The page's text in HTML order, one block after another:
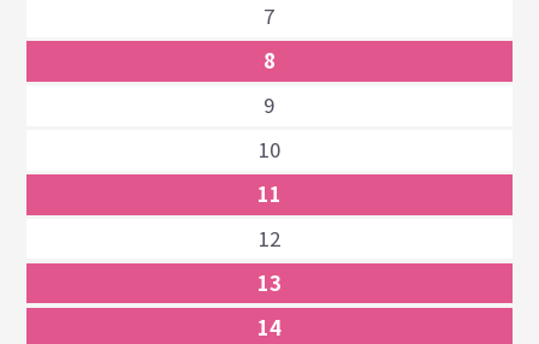
7
8
9
10
11
12
13
14